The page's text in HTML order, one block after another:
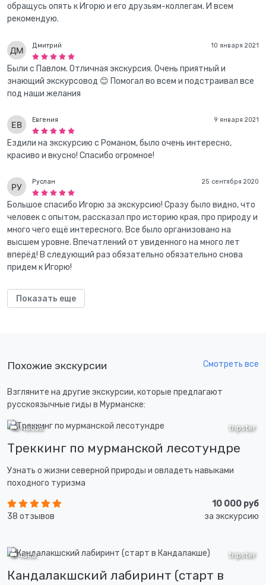
обращусь опять к Игорю и его друзьям-коллегам. И всем
рекомендую.
10 января 2021
Дмитрий
Были с Павлом. Отличная экскурсия. Очень приятный и
знающий экскурсовод 😊 Помогал во всем и подстраивал все
под наши желания
9 января 2021
Евгения
Ездили на экскурсию с Романом, было очень интересно,
красиво и вкусно! Спасибо огромное!
25 сентября 2020
Руслан
Большое спасибо Игорю за экскурсию! Сразу было видно, что
человек с опытом, рассказал про историю края, про природу и
много чего ещё интересного. Все было организовано на
высшем уровне. Впечатлений от увиденного на много лет
вперёд! В следующий раз обязательно обязательно снова
придем к Игорю!
Показать еще
Похожие экскурсии Смотреть все
Взгляните на другие экскурсии, которые предлагают
русскоязычные гиды в Мурманске:
tripster
10 часов
Треккинг по мурманской лесотундре
Узнать о жизни северной природы и овладеть навыками
походного туризма
38 отзывов
10 000 руб
за экскурсию
tripster
3 часа
Кандалакшский лабиринт (старт в